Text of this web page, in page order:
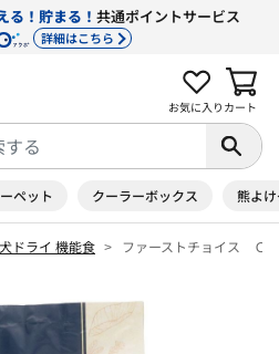
る！貯まる！ 共通ポイントサービス
詳細はこちら
お気に入り カート
ペット クーラーボックス 熊よ
犬ドライ 機能食 ファーストチョイス Ｃ